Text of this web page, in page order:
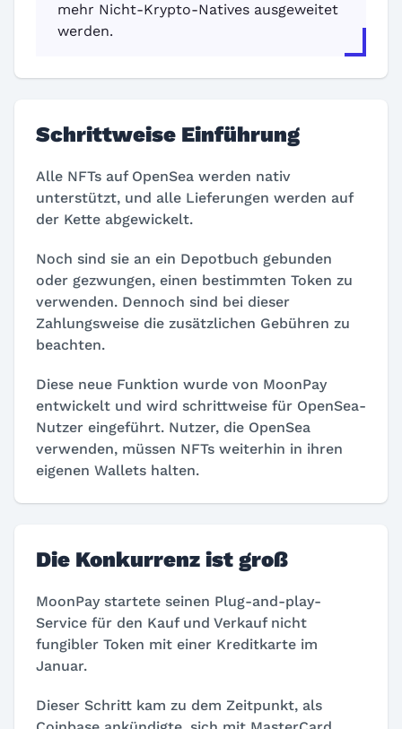
mehr Nicht-Krypto-Natives ausgeweitet
werden.
Schrittweise Einführung
Alle NFTs auf OpenSea werden nativ
unterstützt, und alle Lieferungen werden auf
der Kette abgewickelt.
Noch sind sie an ein Depotbuch gebunden
oder gezwungen, einen bestimmten Token zu
verwenden. Dennoch sind bei dieser
Zahlungsweise die zusätzlichen Gebühren zu
beachten.
Diese neue Funktion wurde von MoonPay
entwickelt und wird schrittweise für OpenSea-
Nutzer eingeführt. Nutzer, die OpenSea
verwenden, müssen NFTs weiterhin in ihren
eigenen Wallets halten.
Die Konkurrenz ist groß
MoonPay startete seinen Plug-and-play-
Service für den Kauf und Verkauf nicht
fungibler Token mit einer Kreditkarte im
Januar.
Dieser Schritt kam zu dem Zeitpunkt, als